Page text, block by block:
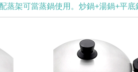
蒸架可當蒸鍋使用。炒鍋+湯鍋+平